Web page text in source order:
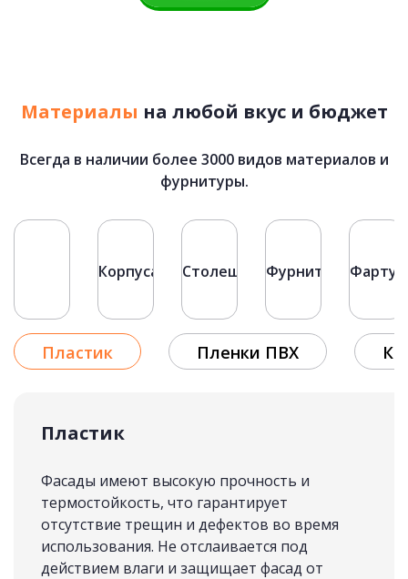
КУХНИ ЛОФТ
Рассчитать стоимость
Материалы на любой вкус и бюджет
Всегда в наличии более 3000 видов материалов и
фурнитуры.
Корпуса СтолешницыФурнитура
Пластик Пленки ПВХ
Пластик
Фасады имеют высокую прочность и
термостойкость, что гарантирует
отсутствие трещин и дефектов во время
использования. Не отслаивается под
действием влаги и защищает фасад от